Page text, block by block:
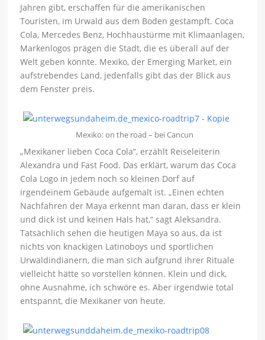
Jahren gibt, erschaffen für die amerikanischen
Touristen, im Urwald aus dem Boden gestampft. Coca
Cola, Mercedes Benz, Hochhaustürme mit Klimaanlagen,
Markenlogos prägen die Stadt, die es überall auf der
Welt geben könnte. Mexiko, der Emerging Market, ein
aufstrebendes Land, jedenfalls gibt das der Blick aus
dem Fenster preis.
Mexiko: on the road – bei Cancun
„Mexikaner lieben Coca Cola“, erzählt Reiseleiterin
Alexandra und Fast Food. Das erklärt, warum das Coca
Cola Logo in jedem noch so kleinen Dorf auf
irgendeinem Gebäude aufgemalt ist. „Einen echten
Nachfahren der Maya erkennt man daran, dass er klein
und dick ist und keinen Hals hat,“ sagt Aleksandra.
Tatsächlich sehen die heutigen Maya so aus, da ist
nichts von knackigen Latinoboys und sportlichen
Urwaldindianern, die man sich aufgrund ihrer Rituale
vielleicht hätte so vorstellen können. Klein und dick,
ohne Ausnahme, ich schwöre es. Aber irgendwie total
entspannt, die Mexikaner von heute.